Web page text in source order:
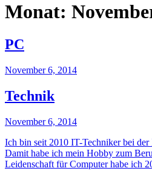
Monat:
PC
November 6, 2014
Technik
November 6, 2014
Ich bin seit 2010 IT-Techniker bei
Damit habe ich mein Hobby zum
Leidenschaft für Computer habe ich